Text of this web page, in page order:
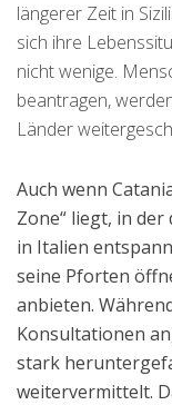
längerer Zeit in
sich ihre
nicht wenige.
beantragen,
Länder
Auch wenn
Zone“ liegt, in
in Italien
seine Pforten
anbieten.
Konsultationen
stark
weitervermittelt.